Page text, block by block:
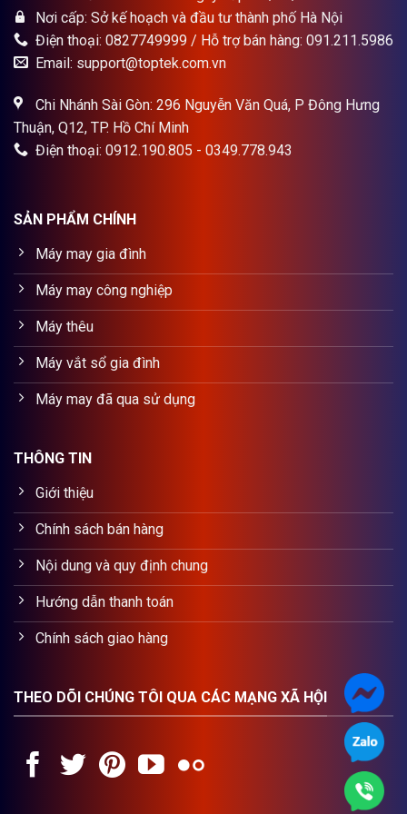
Nơi cấp: Sở kế hoạch và đầu tư thành phố Hà Nội
Điện thoại: 0827749999 / Hỗ trợ bán hàng: 091.211.5986
Email: support@toptek.com.vn
Chi Nhánh Sài Gòn: 296 Nguyễn Văn Quá, P Đông Hưng
Thuận, Q12, TP. Hồ Chí Minh
Điện thoại: 0912.190.805 - 0349.778.943
SẢN PHẨM CHÍNH
Máy may gia đình
Máy may công nghiệp
Máy thêu
Máy vắt sổ gia đình
Máy may đã qua sử dụng
THÔNG TIN
Giới thiệu
Chính sách bán hàng
Nội dung và quy định chung
Hướng dẫn thanh toán
Chính sách giao hàng
THEO DÕI CHÚNG TÔI QUA CÁC MẠNG XÃ HỘI